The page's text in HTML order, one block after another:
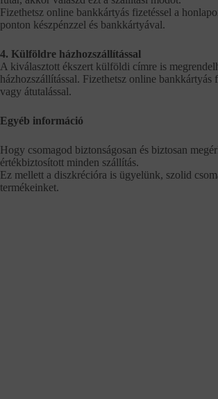
Fizethetsz online bankkártyás fizetéssel a
ponton készpénzzel és bankkártyával.
4. Külföldre házhozszállítással
A kiválasztott ékszert külföldi címre is
házhozszállítással. Fizethetsz online bankkártyás
vagy átutalással.
Egyéb információ
Hogy csomagod biztonságosan és biztosan
értékbiztosított minden szállítás.
Ez mellett a diszkrécióra is ügyelünk, szolid
termékeinket.